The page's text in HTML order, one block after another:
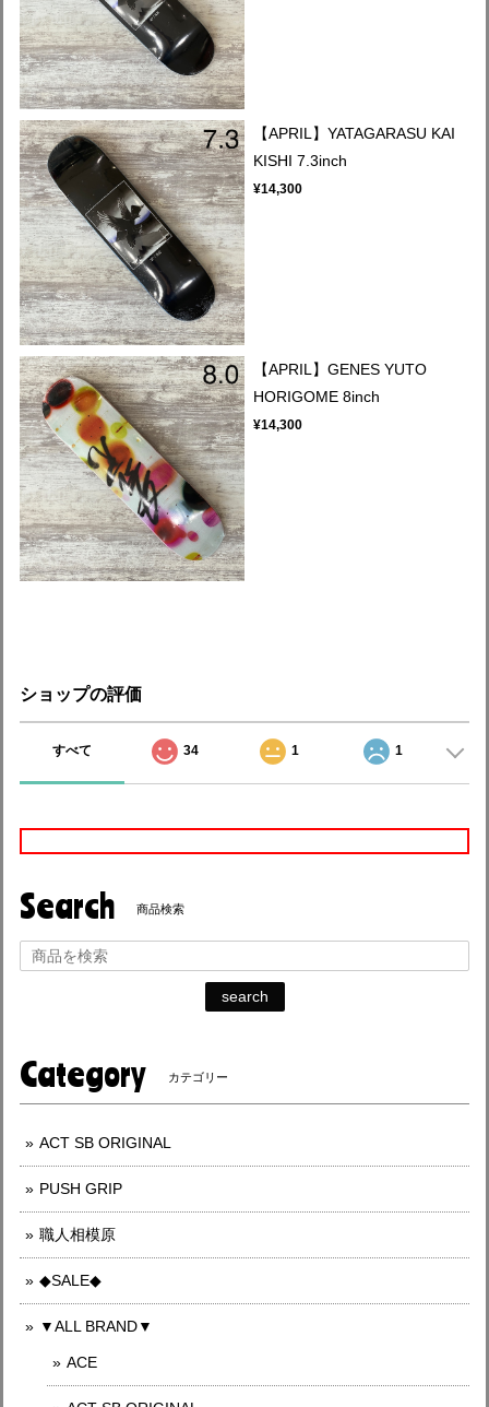
【APRIL】YATAGARASU KAI
KISHI 7.3inch
¥14,300
【APRIL】GENES YUTO
HORIGOME 8inch
¥14,300
ショップの評価
すべて 34 1 1
Search 商品検索
search
Category カテゴリー
ACT SB ORIGINAL
PUSH GRIP
職人相模原
◆SALE◆
▼ALL BRAND▼
ACE